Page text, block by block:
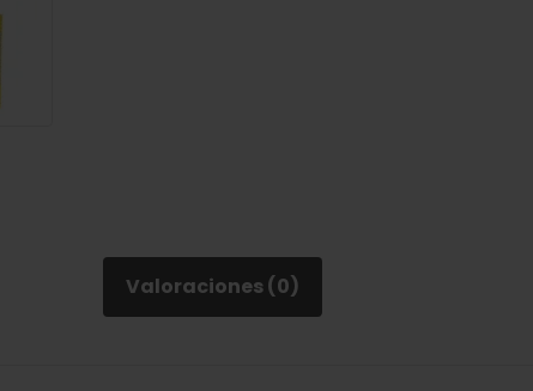
Valoraciones (0)